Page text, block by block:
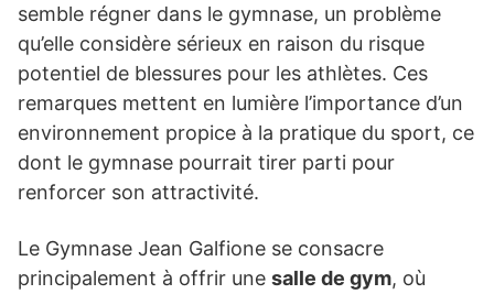
semble régner dans le gymnase, un problème
qu’elle considère sérieux en raison du risque
potentiel de blessures pour les athlètes. Ces
remarques mettent en lumière l’importance d’un
environnement propice à la pratique du sport, ce
dont le gymnase pourrait tirer parti pour
renforcer son attractivité.
Le Gymnase Jean Galfione se consacre
principalement à offrir une salle de gym, où